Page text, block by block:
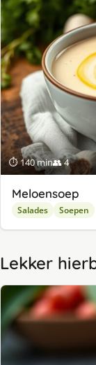
⏱ 140 min👥 4
Meloensoep
Salades Soepen
Lekker